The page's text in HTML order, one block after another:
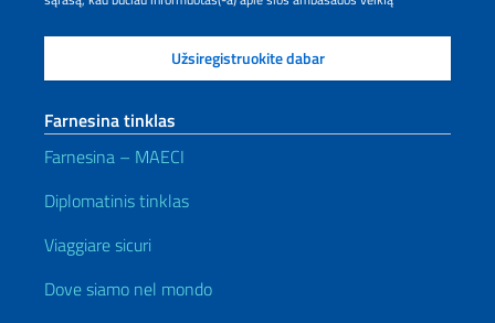
Farnesina tinklas
Farnesina – MAECI
Diplomatinis tinklas
Viaggiare sicuri
Dove siamo nel mondo